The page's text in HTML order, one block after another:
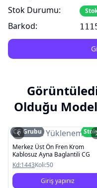
Stok Durumu:
Barkod:
Olduğu
Resim Yüklenemedi
CG Grubu
Merkez Üst Ön Fren Krom
Kablosuz Ayna Baglantili CG
Kd:1443Koli:50
Giriş yapınız